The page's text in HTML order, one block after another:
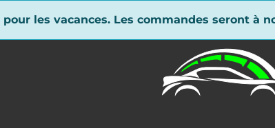
les vacances. Les commandes seront à